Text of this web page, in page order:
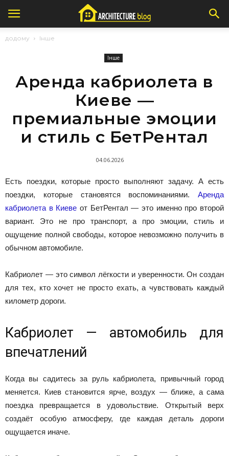
додому Інше
Інше
Аренда кабриолета в
Киеве —
премиальные эмоции
и стиль с БетРентал
04.06.2026
Есть поездки, которые просто выполняют задачу. А есть
поездки, которые становятся воспоминаниями. Аренда
кабриолета в Киеве от БетРентал — это именно про второй
вариант. Это не про транспорт, а про эмоции, стиль и
ощущение полной свободы, которое невозможно получить в
обычном автомобиле.
Кабриолет — это символ лёгкости и уверенности. Он создан
для тех, кто хочет не просто ехать, а чувствовать каждый
километр дороги.
Кабриолет — автомобиль для
впечатлений
Когда вы садитесь за руль кабриолета, привычный город
меняется. Киев становится ярче, воздух — ближе, а сама
поездка превращается в удовольствие. Открытый верх
создаёт особую атмосферу, где каждая деталь дороги
ощущается иначе.